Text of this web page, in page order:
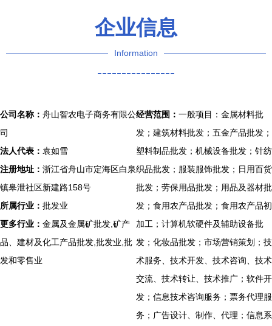
企业信息
Information
----------------
公司名称： 舟山智农电子商务有限公
司
法人代表： 袁如雪
注册地址： 浙江省舟山市定海区白泉
镇皋泄社区新建路158号
所属行业： 批发业
更多行业： 金属及金属矿批发,矿产
品、建材及化工产品批发,批发业,批
发和零售业
经营范围： 一般项目：金属材料批
发；建筑材料批发；五金产品批发；
塑料制品批发；机械设备批发；针纺
织品批发；服装服饰批发；日用百货
批发；劳保用品批发；用品及器材批
发；食用农产品批发；食用农产品初
加工；计算机软硬件及辅助设备批
发；化妆品批发；市场营销策划；技
术服务、技术开发、技术咨询、技术
交流、技术转让、技术推广；软件开
发；信息技术咨询服务；票务代理服
务；广告设计、制作、代理；信息系